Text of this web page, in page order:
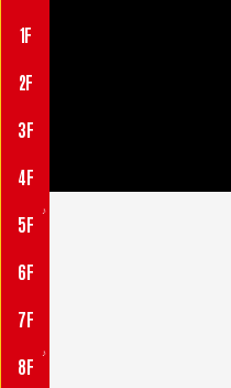
1F
2F
3F
4F
5F
♪
6F
7F
8F
♪